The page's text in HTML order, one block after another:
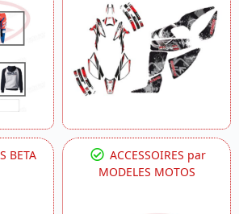
BETA
ACCESSOIRES par
MODELES MOTOS